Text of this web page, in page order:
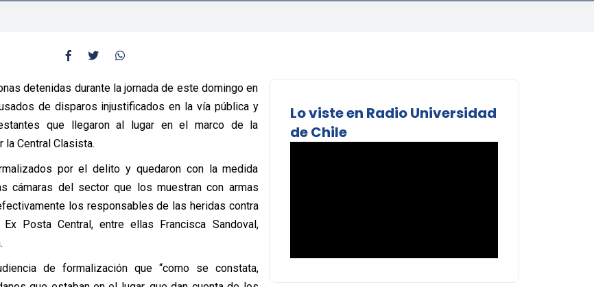
detenidas durante la jornada de este domingo en
de disparos injustificados en la vía pública y
que llegaron al lugar en el marco de la
la Central Clasista.
por el delito y quedaron con la medida
cámaras del sector que los muestran con armas
los responsables de las heridas contra
Posta Central, entre ellas Francisca Sandoval,
de formalización que “como se constata,
Lo viste en Radio Universidad
de Chile